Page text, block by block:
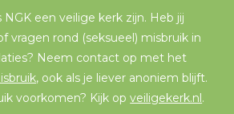
NGK een veilige kerk zijn. Heb jij
vragen rond (seksueel) misbruik in
Neem contact op met het
, ook als je liever anoniem blijft.
voorkomen? Kijk opveiligekerk.nl.